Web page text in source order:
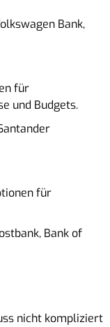
Bank,
für
und Budgets.
für
Bank of
nicht kompliziert